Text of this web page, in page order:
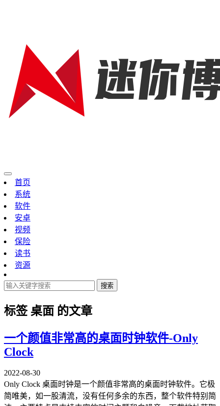
首页
系统
软件
安卓
视频
保险
读书
资源
搜索
标签 桌面 的文章
一个颜值非常高的桌面时钟软件-Only
Clock
2022-08-30
Only Clock 桌面时钟是一个颜值非常高的桌面时钟软件。它极
简唯美，如一股清流，没有任何多余的东西，整个软件特别简